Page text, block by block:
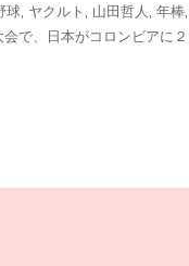
球, ヤクルト , 山田哲人, 年棒,
で、日本がコロンビアに